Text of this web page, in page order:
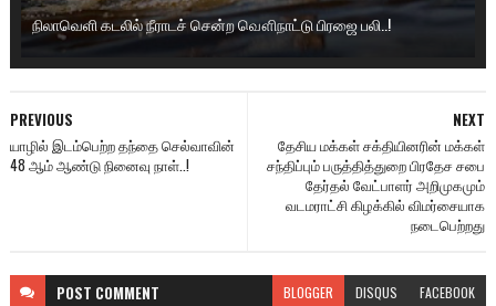
நிலாவெளி கடலில் நீராடச் சென்ற வௌிநாட்டு பிரஜை பலி..!
NEXT
தேசிய மக்கள் சக்தியினரின் மக்கள்
சந்திப்பும் பருத்தித்துறை பிரதேச சபை
தேர்தல் வேட்பாளர் அறிமுகமும்
வடமராட்சி கிழக்கில் விமர்சையாக
நடைபெற்றது
PREVIOUS
யாழில் இடம்பெற்ற தந்தை செல்வாவின்
48 ஆம் ஆண்டு நினைவு நாள்..!
POST COMMENT BLOGGER DISQUS FACEBOOK